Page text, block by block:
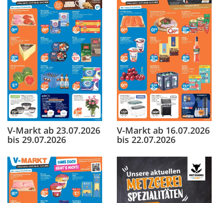
V-Markt ab 23.07.2026
bis 29.07.2026
V-Markt ab 16.07.2026
bis 22.07.2026